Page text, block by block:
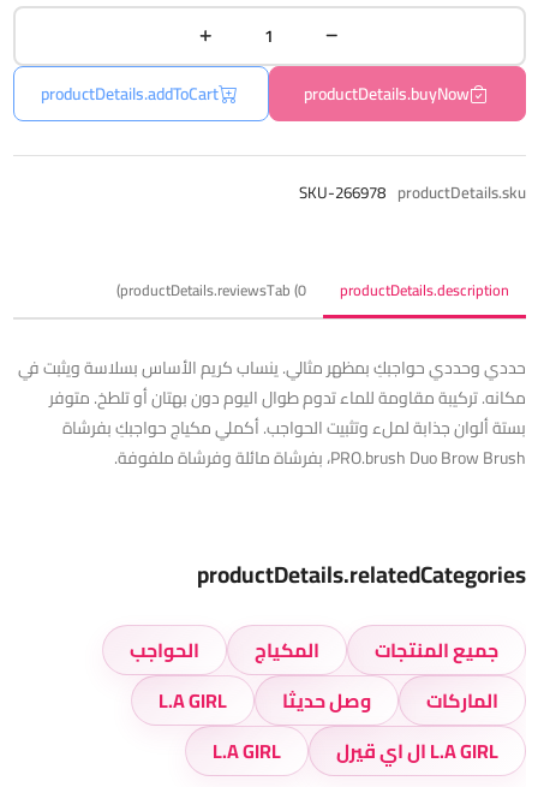
productDetails.buyNow
productDetails.addToCart
productDetails.sku
SKU-266978
productDetails.description
productDetails.reviewsTab (0)
حددي وحددي حواجبكِ بمظهر مثالي. ينساب كريم الأساس بسلاسة ويثبت في
مكانه. تركيبة مقاومة للماء تدوم طوال اليوم دون بهتان أو تلطخ. متوفر
بستة ألوان جذابة لملء وتثبيت الحواجب. أكملي مكياج حواجبكِ بفرشاة
PRO.brush Duo Brow Brush، بفرشاة مائلة وفرشاة ملفوفة.
productDetails.relatedCategories
جميع المنتجات المكياج
الحواجب
الماركات
وصل حديثا
L.A GIRL
L.A GIRL ال اي قيرل
L.A GIRL